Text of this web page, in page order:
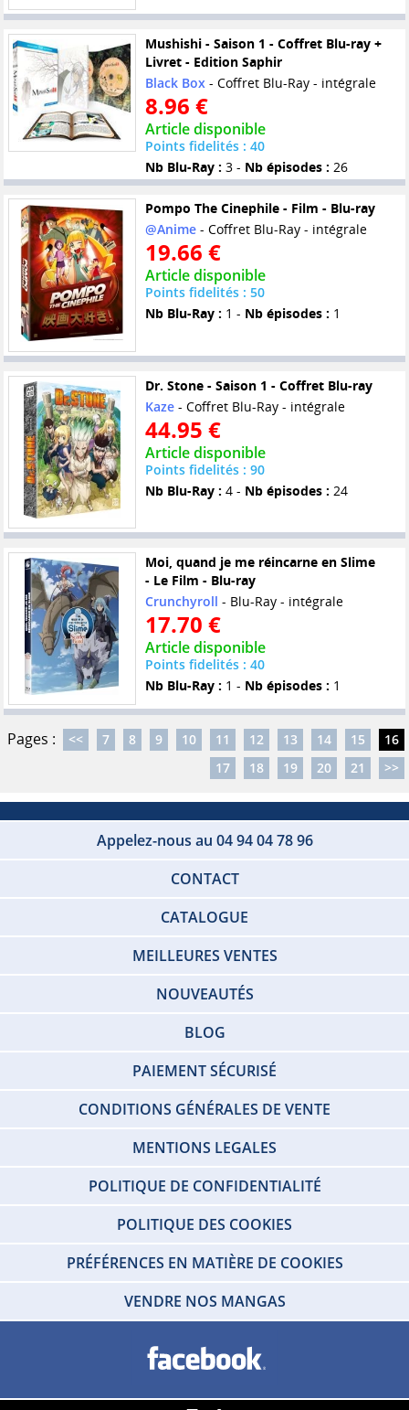
Mushishi - Saison 1 - Coffret Blu-ray +
Livret - Edition Saphir
Black Box - Coffret Blu-Ray - intégrale
8.96 €
Article disponible
Points fidelités : 40
Nb Blu-Ray : 3 - Nb épisodes : 26
Pompo The Cinephile - Film - Blu-ray
@Anime- Coffret Blu-Ray - intégrale
19.66 €
Article disponible
Points fidelités : 50
Nb Blu-Ray : 1 - Nb épisodes : 1
Dr. Stone - Saison 1 - Coffret Blu-ray
Kaze- Coffret Blu-Ray - intégrale
44.95 €
Article disponible
Points fidelités : 90
Nb Blu-Ray : 4 - Nb épisodes : 24
Moi, quand je me réincarne en Slime
- Le Film - Blu-ray
Crunchyroll - Blu-Ray - intégrale
17.70 €
Article disponible
Points fidelités : 40
Nb Blu-Ray : 1 - Nb épisodes : 1
Pages : << 7 8 9 10 11 12 13 14 15
16
17
18 19 20 21 >>
Appelez-nous au 04 94 04 78 96
CONTACT
CATALOGUE
MEILLEURES VENTES
NOUVEAUTÉS
BLOG
PAIEMENT SÉCURISÉ
CONDITIONS GÉNÉRALES DE VENTE
MENTIONS LEGALES
POLITIQUE DE CONFIDENTIALITÉ
POLITIQUE DES COOKIES
PRÉFÉRENCES EN MATIÈRE DE COOKIES
VENDRE NOS MANGAS